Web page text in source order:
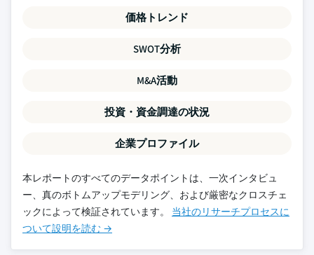
価格トレンド
SWOT分析
M&A活動
投資・資金調達の状況
企業プロファイル
本レポートのすべてのデータポイントは、一次インタビュ
ー、真のボトムアップモデリング、および厳密なクロスチェ
ックによって検証されています。 当社のリサーチプロセスに
ついて設明を読む →